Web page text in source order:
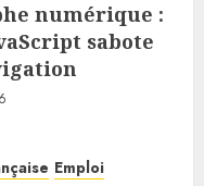
numérique :
sabote
Emploi